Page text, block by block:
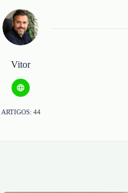
Vitor
ARTIGOS: 44